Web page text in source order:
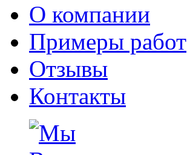
О компании
Примеры работ
Отзывы
Контакты